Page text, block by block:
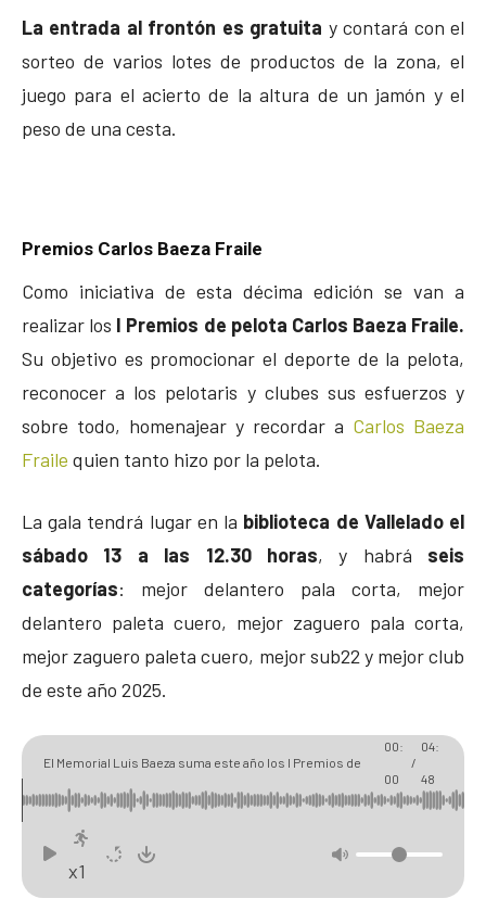
La entrada al frontón es gratuita y contará con el
sorteo de varios lotes de productos de la zona, el
juego para el acierto de la altura de un jamón y el
peso de una cesta.
Premios Carlos Baeza Fraile
Como iniciativa de esta décima edición se van a
realizar los I Premios de pelota Carlos Baeza Fraile.
Su objetivo es promocionar el deporte de la pelota,
reconocer a los pelotaris y clubes sus esfuerzos y
sobre todo, homenajear y recordar a Carlos Baeza
Fraile quien tanto hizo por la pelota.
La gala tendrá lugar en la biblioteca de Vallelado el
sábado 13 a las 12.30 horas, y habrá seis
categorías: mejor delantero pala corta, mejor
delantero paleta cuero, mejor zaguero pala corta,
mejor zaguero paleta cuero, mejor sub22 y mejor club
de este año 2025.
El Memorial Luis Baeza suma este año los I Premios de
pelota Carlos Baeza Fraile
00:
00
/
04:
48
x1